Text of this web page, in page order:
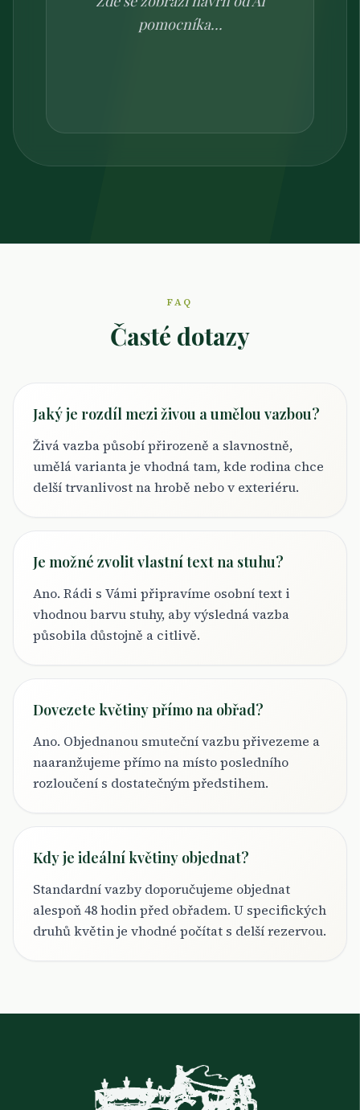
pomocníka...
FAQ
Časté dotazy
Jaký je rozdíl mezi živou a umělou vazbou?
Živá vazba působí přirozeně a slavnostně,
umělá varianta je vhodná tam, kde rodina chce
delší trvanlivost na hrobě nebo v exteriéru.
Je možné zvolit vlastní text na stuhu?
Ano. Rádi s Vámi připravíme osobní text i
vhodnou barvu stuhy, aby výsledná vazba
působila důstojně a citlivě.
Dovezete květiny přímo na obřad?
Ano. Objednanou smuteční vazbu přivezeme a
naaranžujeme přímo na místo posledního
rozloučení s dostatečným předstihem.
Kdy je ideální květiny objednat?
Standardní vazby doporučujeme objednat
alespoň 48 hodin před obřadem. U specifických
druhů květin je vhodné počítat s delší rezervou.